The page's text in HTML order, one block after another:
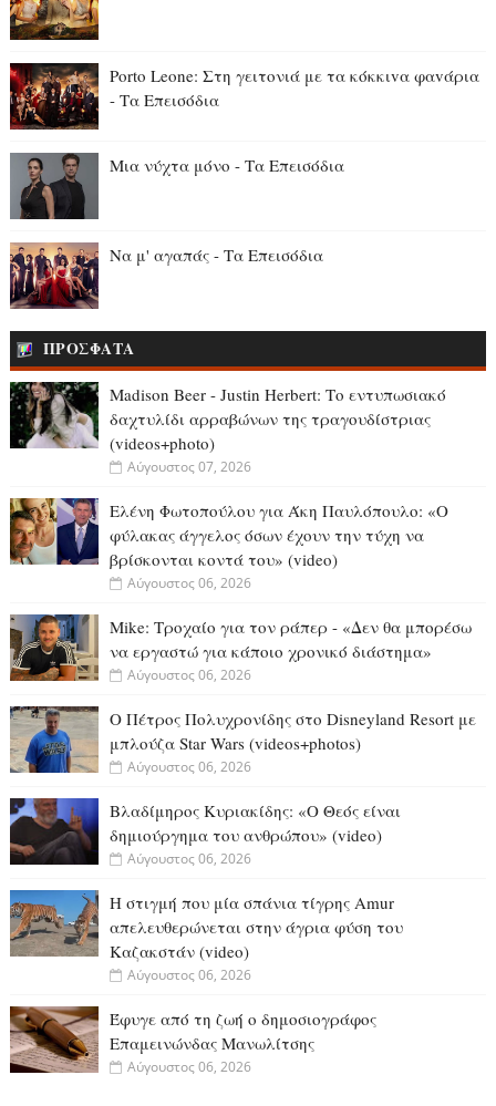
Porto Leone: Στη γειτονιά με τα κόκκιvα φαvάρια
- Τα Επεισόδια
Μια νύχτα μόνο - Τα Επεισόδια
Να μ' αγαπάς - Τα Επεισόδια
ΠΡΟΣΦΑΤΑ
Madison Beer - Justin Herbert: Το εντυπωσιακό
δαχτυλίδι αρραβώνων της τραγουδίστριας
(videos+photo)
Αύγουστος 07, 2026
Ελένη Φωτοπούλου για Άκη Παυλόπουλο: «Ο
φύλακας άγγελος όσων έχουν την τύχη να
βρίσκονται κοντά του» (video)
Αύγουστος 06, 2026
Mike: Τροχαίο για τον ράπερ - «Δεν θα μπορέσω
να εργαστώ για κάποιο χρονικό διάστημα»
Αύγουστος 06, 2026
Ο Πέτρος Πολυχρονίδης στο Disneyland Resort με
μπλούζα Star Wars (videos+photos)
Αύγουστος 06, 2026
Βλαδίμηρος Κυριακίδης: «Ο Θεός είναι
δημιούργημα του ανθρώπου» (video)
Αύγουστος 06, 2026
Η στιγμή που μία σπάνια τίγρης Amur
απελευθερώνεται στην άγρια φύση του
Καζακστάν (video)
Αύγουστος 06, 2026
Έφυγε από τη ζωή ο δημοσιογράφος
Επαμεινώνδας Μανωλίτσης
Αύγουστος 06, 2026